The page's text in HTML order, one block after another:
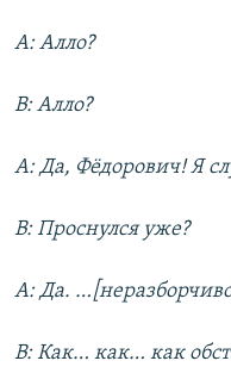
А: Алло?
В: Алло?
А: Да, Фёдорович! Я
В: Проснулся уже?
А: Да.
В: Как… как… как